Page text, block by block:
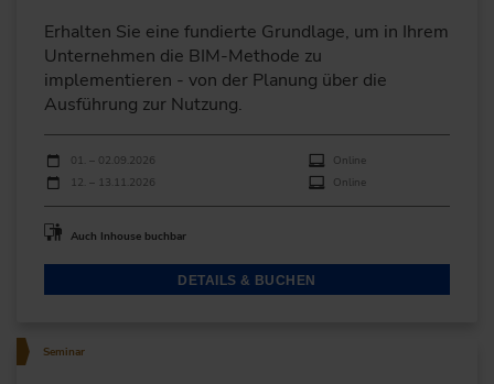
Erhalten Sie eine fundierte Grundlage, um in Ihrem
Unternehmen die BIM-Methode zu
implementieren - von der Planung über die
Ausführung zur Nutzung.
Durchführungen
Veranstaltungsdatum
01. – 02.09.2026
Online
12. – 13.11.2026
Online
Auch Inhouse buchbar
DETAILS & BUCHEN
Seminar